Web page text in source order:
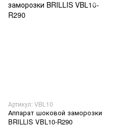
Артикул: VBL10
Аппарат шоковой заморозки
BRILLIS VBL10-R290